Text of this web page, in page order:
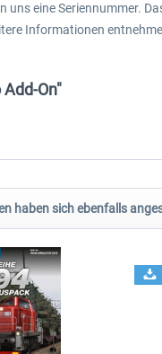
uns eine Seriennummer.
Informationen
On"
haben sich ebenfalls